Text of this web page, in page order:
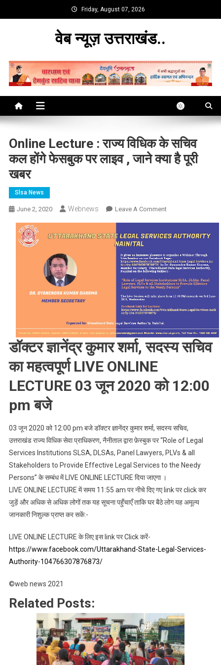
to
Friday, August 07, 2026
वेब न्यूज़ उत्तराखंड..
Online Lecture : राज्य विधिक के सचिव
कल होंगे फेसबुक पर लाइव , जाने क्या है पूरी
खबर
Slsa News
June 2, 2020 Webnews Leave A CommentOn
राज्य
विधिक
सचिव
कल
होंगे
पर
लाइव
क्या
है
डॉक्टर ज्ञानेंद्र कुमार शर्मा, सदस्य सचिव
का महत्वपूर्ण LIVE ONLINE
LECTURE 03 जून 2020 को 12:00
pm बजे
03 जून 2020 को 12:00 pm बजे डॉक्टर ज्ञानेंद्र कुमार शर्मा, सदस्य सचिव,
उत्तराखंड राज्य विधिक सेवा प्राधिकरण, नैनीताल द्वारा फ़ेस्बुक पर “Role of Legal
Services Institutions SLSA, DLSAs, Panel Lawyers, PLVs & all
Stakeholders to Provide Effective Legal Services to the Needy
Persons” के सम्बंध में LIVE ONLINE LECTURE दिया जाएगा ।
LIVE ONLINE LECTURE में समय 11:55 am पर नीचे दिए गए link पर click कर
जुड़ें और अधिक से अधिक लोगों तक यह सूचना पहुँचाएँ ताकि घर बैठे लोग यह अमूल्य
जानकारी निशुल्क प्राप्त कर सकें:-
LIVE ONLINE LECTURE के लिए इस link पर Click करें-
https://www.facebook.com/Uttarakhand-State-Legal-Services-
Authority-104766307876873/
©web news 2021
Related Posts: